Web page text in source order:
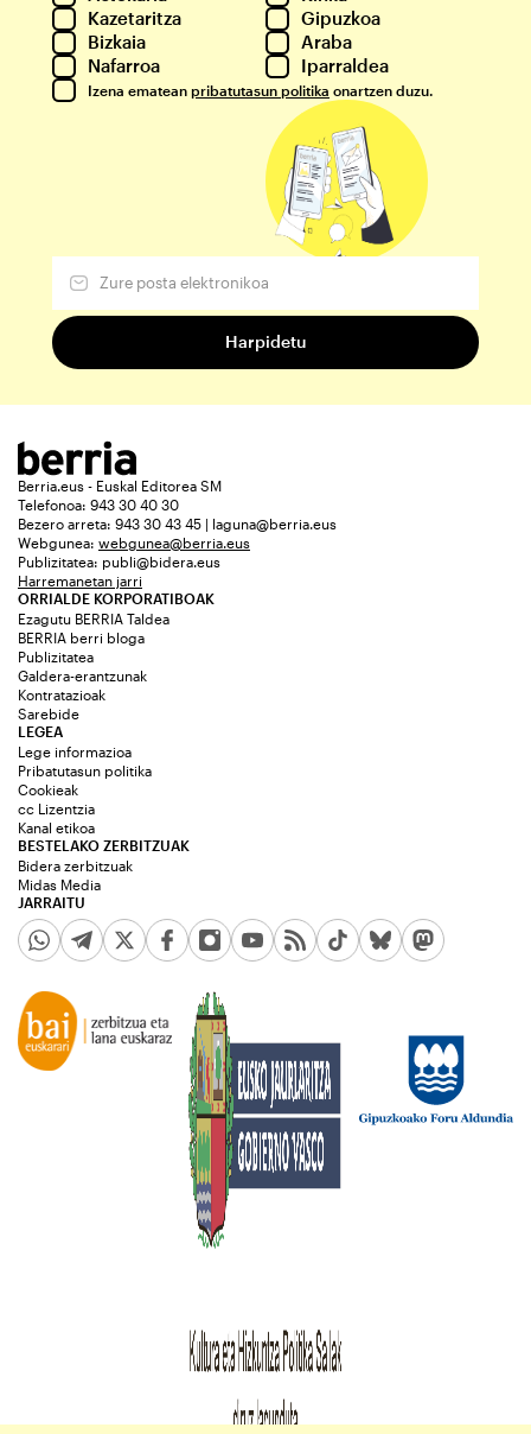
Kazetaritza
Gipuzkoa
Bizkaia
Araba
Nafarroa
Iparraldea
Izena ematean pribatutasun politika onartzen duzu.
Berria.eus - Euskal Editorea SM
Telefonoa: 943 30 40 30
Bezero arreta: 943 30 43 45 | laguna@berria.eus
Webgunea: webgunea@berria.eus
Publizitatea: publi@bidera.eus
Harremanetan jarri
ORRIALDE KORPORATIBOAK
Ezagutu BERRIA Taldea
BERRIA berri bloga
Publizitatea
Galdera-erantzunak
Kontratazioak
Sarebide
JARRAITU
LEGEA
Lege informazioa
Pribatutasun politika
Cookieak
cc Lizentzia
Kanal etikoa
BESTELAKO ZERBITZUAK
Bidera zerbitzuak
Midas Media